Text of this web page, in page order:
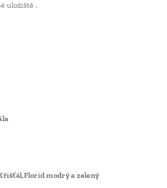
uložiště .
modrý a zelený